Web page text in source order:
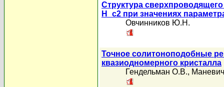
Структура
H_c2 при значениях
Овчинников Ю.Н.
Точное солитоноподобные
квазиодномерного кристалла
Гендельман О.В.,